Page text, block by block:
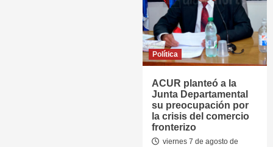
Política
ACUR planteó a la
Junta Departamental
su preocupación por
la crisis del comercio
fronterizo
viernes 7 de agosto de